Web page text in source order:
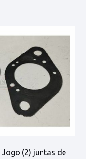
Jogo (2) juntas de